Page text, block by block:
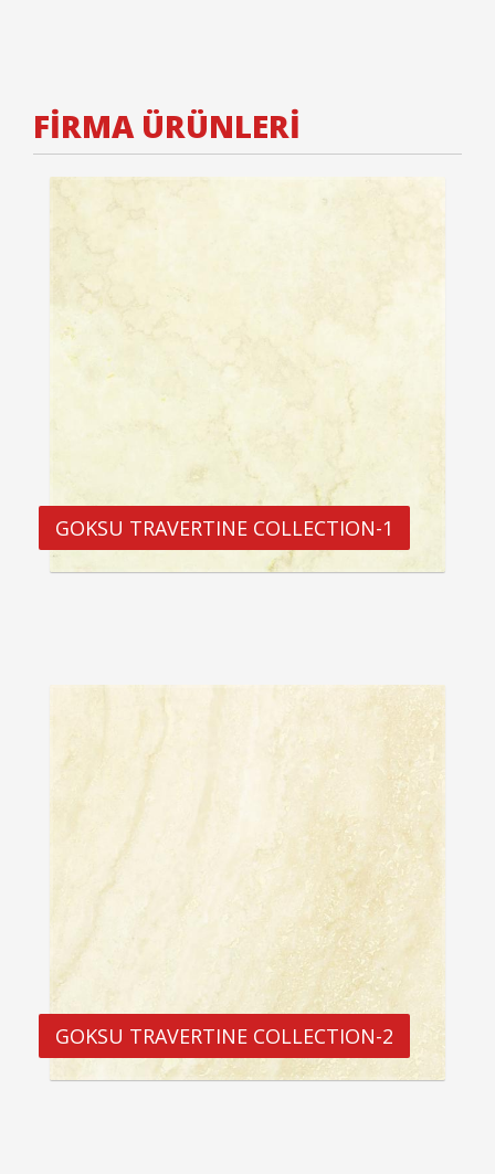
FİRMA ÜRÜNLERİ
GOKSU TRAVERTINE COLLECTION-1
GOKSU TRAVERTINE COLLECTION-2